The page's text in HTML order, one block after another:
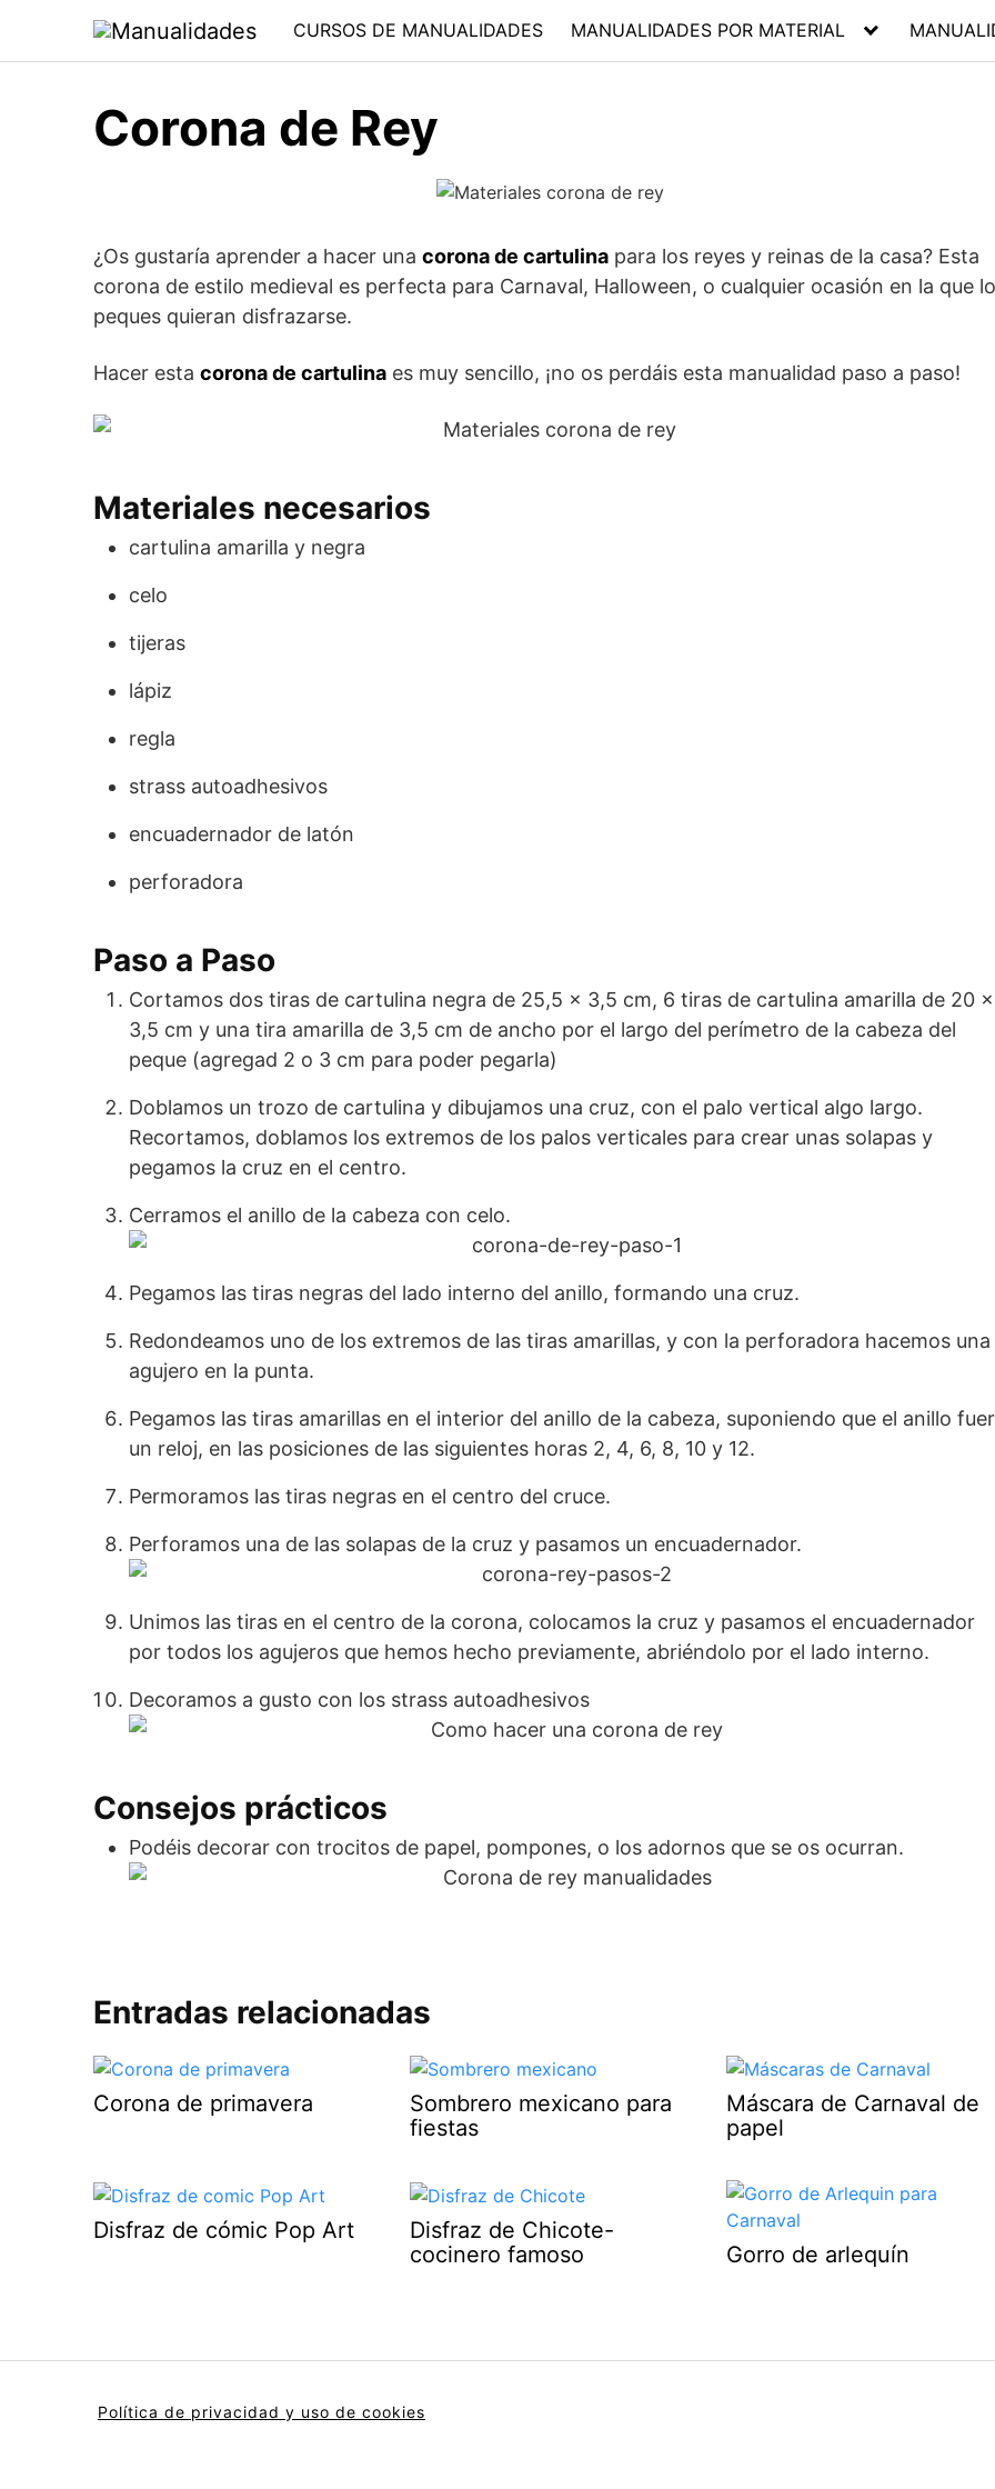
contenido
CURSOS DE MANUALIDADES MANUALIDADES POR MATERIAL
Corona de Rey
¿Os gustaría aprender a hacer una corona de cartulina para los reyes y reinas de la casa? Esta
corona de estilo medieval es perfecta para Carnaval, Halloween, o cualquier ocasión en la que
peques quieran disfrazarse.
Hacer esta corona de cartulina es muy sencillo, ¡no os perdáis esta manualidad paso a paso!
Materiales necesarios
cartulina amarilla y negra
celo
tijeras
lápiz
regla
strass autoadhesivos
encuadernador de latón
perforadora
Paso a Paso
Cortamos dos tiras de cartulina negra de 25,5 x 3,5 cm, 6 tiras de cartulina amarilla de 20 x
3,5 cm y una tira amarilla de 3,5 cm de ancho por el largo del perímetro de la cabeza del
peque (agregad 2 o 3 cm para poder pegarla)
Doblamos un trozo de cartulina y dibujamos una cruz, con el palo vertical algo largo.
Recortamos, doblamos los extremos de los palos verticales para crear unas solapas y
pegamos la cruz en el centro.
Cerramos el anillo de la cabeza con celo.
Pegamos las tiras negras del lado interno del anillo, formando una cruz.
Redondeamos uno de los extremos de las tiras amarillas, y con la perforadora hacemos una
agujero en la punta.
Pegamos las tiras amarillas en el interior del anillo de la cabeza, suponiendo que el anillo
un reloj, en las posiciones de las siguientes horas 2, 4, 6, 8, 10 y 12.
Permoramos las tiras negras en el centro del cruce.
Perforamos una de las solapas de la cruz y pasamos un encuadernador.
Unimos las tiras en el centro de la corona, colocamos la cruz y pasamos el encuadernador
por todos los agujeros que hemos hecho previamente, abriéndolo por el lado interno.
Decoramos a gusto con los strass autoadhesivos
Consejos prácticos
Podéis decorar con trocitos de papel, pompones, o los adornos que se os ocurran.
Entradas relacionadas
Corona de primavera
Sombrero mexicano para
fiestas
Máscara de Carnaval de
papel
Disfraz de cómic Pop Art
Disfraz de Chicote-
cocinero famoso
Gorro de arlequín
Política de privacidad y uso de cookies